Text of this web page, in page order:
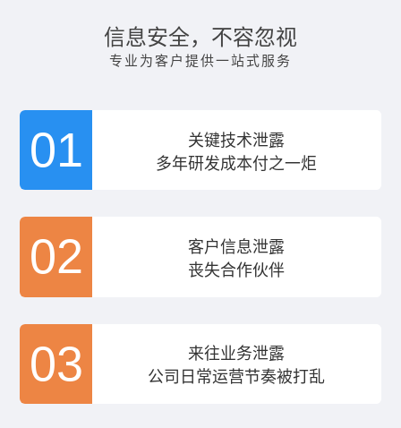
信息安全，不容忽视
专业为客户提供一站式服务
01
关键技术泄露
多年研发成本付之一炬
02
客户信息泄露
丧失合作伙伴
03
来往业务泄露
公司日常运营节奏被打乱